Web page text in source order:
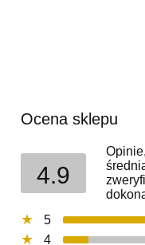
Ocena sklepu
4.9
5
4